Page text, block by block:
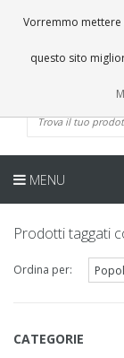
IT
MENU
Prodotti taggati
Ordina per:
CATEGORIE
Vorremmo
questo sito